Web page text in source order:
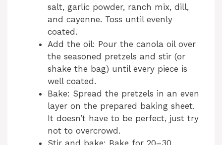
salt, garlic powder, ranch mix, dill,
and cayenne. Toss until evenly
coated.
Add the oil: Pour the canola oil over
the seasoned pretzels and stir (or
shake the bag) until every piece is
well coated.
Bake: Spread the pretzels in an even
layer on the prepared baking sheet.
It doesn’t have to be perfect, just try
not to overcrowd.
Stir and bake: Bake for 20–30